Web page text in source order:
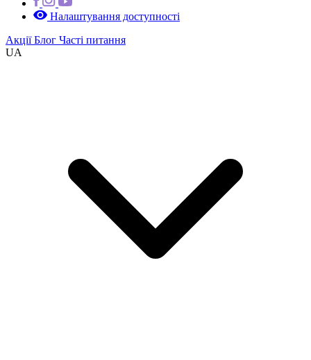
Налаштування доступності
АкціїБлог Часті питання
UA